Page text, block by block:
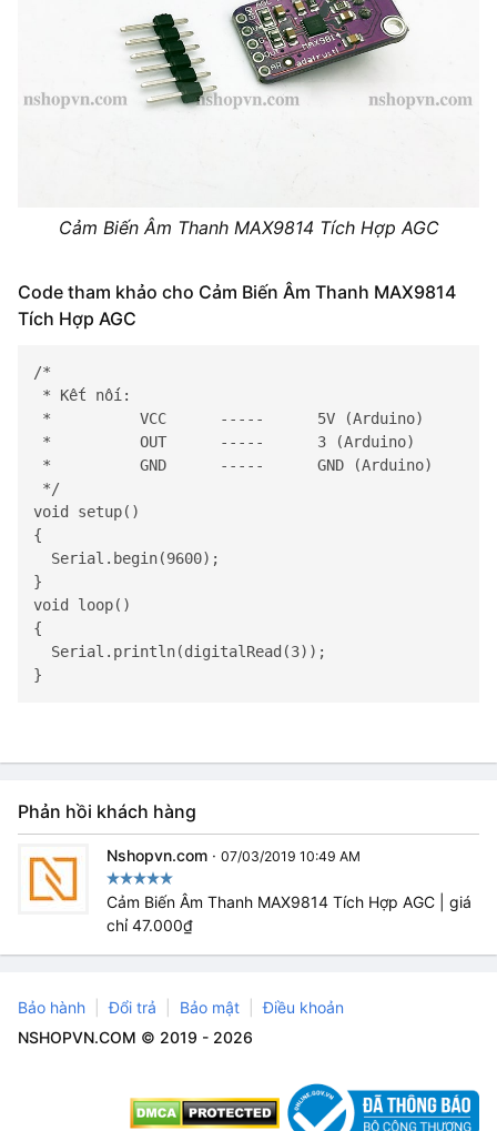
Cảm Biến Âm Thanh MAX9814 Tích Hợp AGC
Code tham khảo cho Cảm Biến Âm Thanh MAX9814
Tích Hợp AGC
/*
* Kết nối:
*          VCC      -----      5V (Arduino)
*          OUT      -----      3 (Arduino)
*          GND      -----      GND (Arduino)
*/
void setup()
{
  Serial.begin(9600);
}
void loop()
{
  Serial.println(digitalRead(3));
}
Phản hồi khách hàng
Nshopvn.com · 07/03/2019 10:49 AM
Cảm Biến Âm Thanh MAX9814 Tích Hợp AGC | giá
chỉ 47.000₫
Bảo hành Đổi trả Bảo mật
Điều khoản
NSHOPVN.COM © 2019 - 2026